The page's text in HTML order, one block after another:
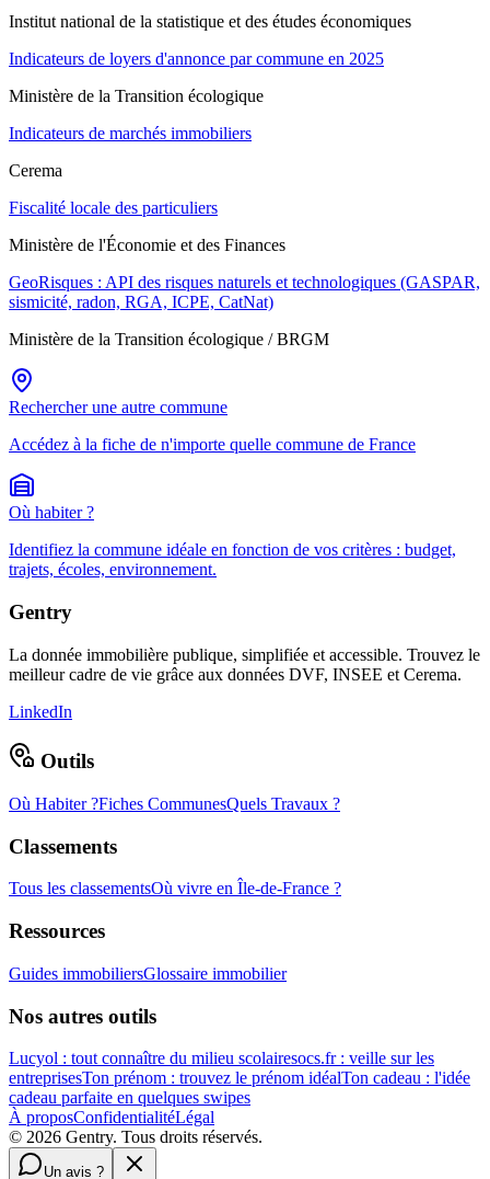
Institut national de la statistique et des études économiques
Indicateurs de loyers d'annonce par commune en 2025
Ministère de la Transition écologique
Indicateurs de marchés immobiliers
Cerema
Fiscalité locale des particuliers
Ministère de l'Économie et des Finances
GeoRisques : API des risques naturels et technologiques (GASPAR,
sismicité, radon, RGA, ICPE, CatNat)
Ministère de la Transition écologique / BRGM
Rechercher une autre commune
Accédez à la fiche de n'importe quelle commune de France
Où habiter ?
Identifiez la commune idéale en fonction de vos critères : budget,
trajets, écoles, environnement.
Gentry
La donnée immobilière publique, simplifiée et accessible. Trouvez le
meilleur cadre de vie grâce aux données DVF, INSEE et Cerema.
LinkedIn
Outils
Où Habiter ?Fiches CommunesQuels Travaux ?
Classements
Tous les classementsOù vivre en Île-de-France ?
Ressources
Guides immobiliersGlossaire immobilier
Nos autres outils
Lucyol : tout connaître du milieu scolairesocs.fr : veille sur les
entreprisesTon prénom : trouvez le prénom idéalTon cadeau : l'idée
cadeau parfaite en quelques swipes
À proposConfidentialitéLégal
© 2026 Gentry. Tous droits réservés.
Un avis ?